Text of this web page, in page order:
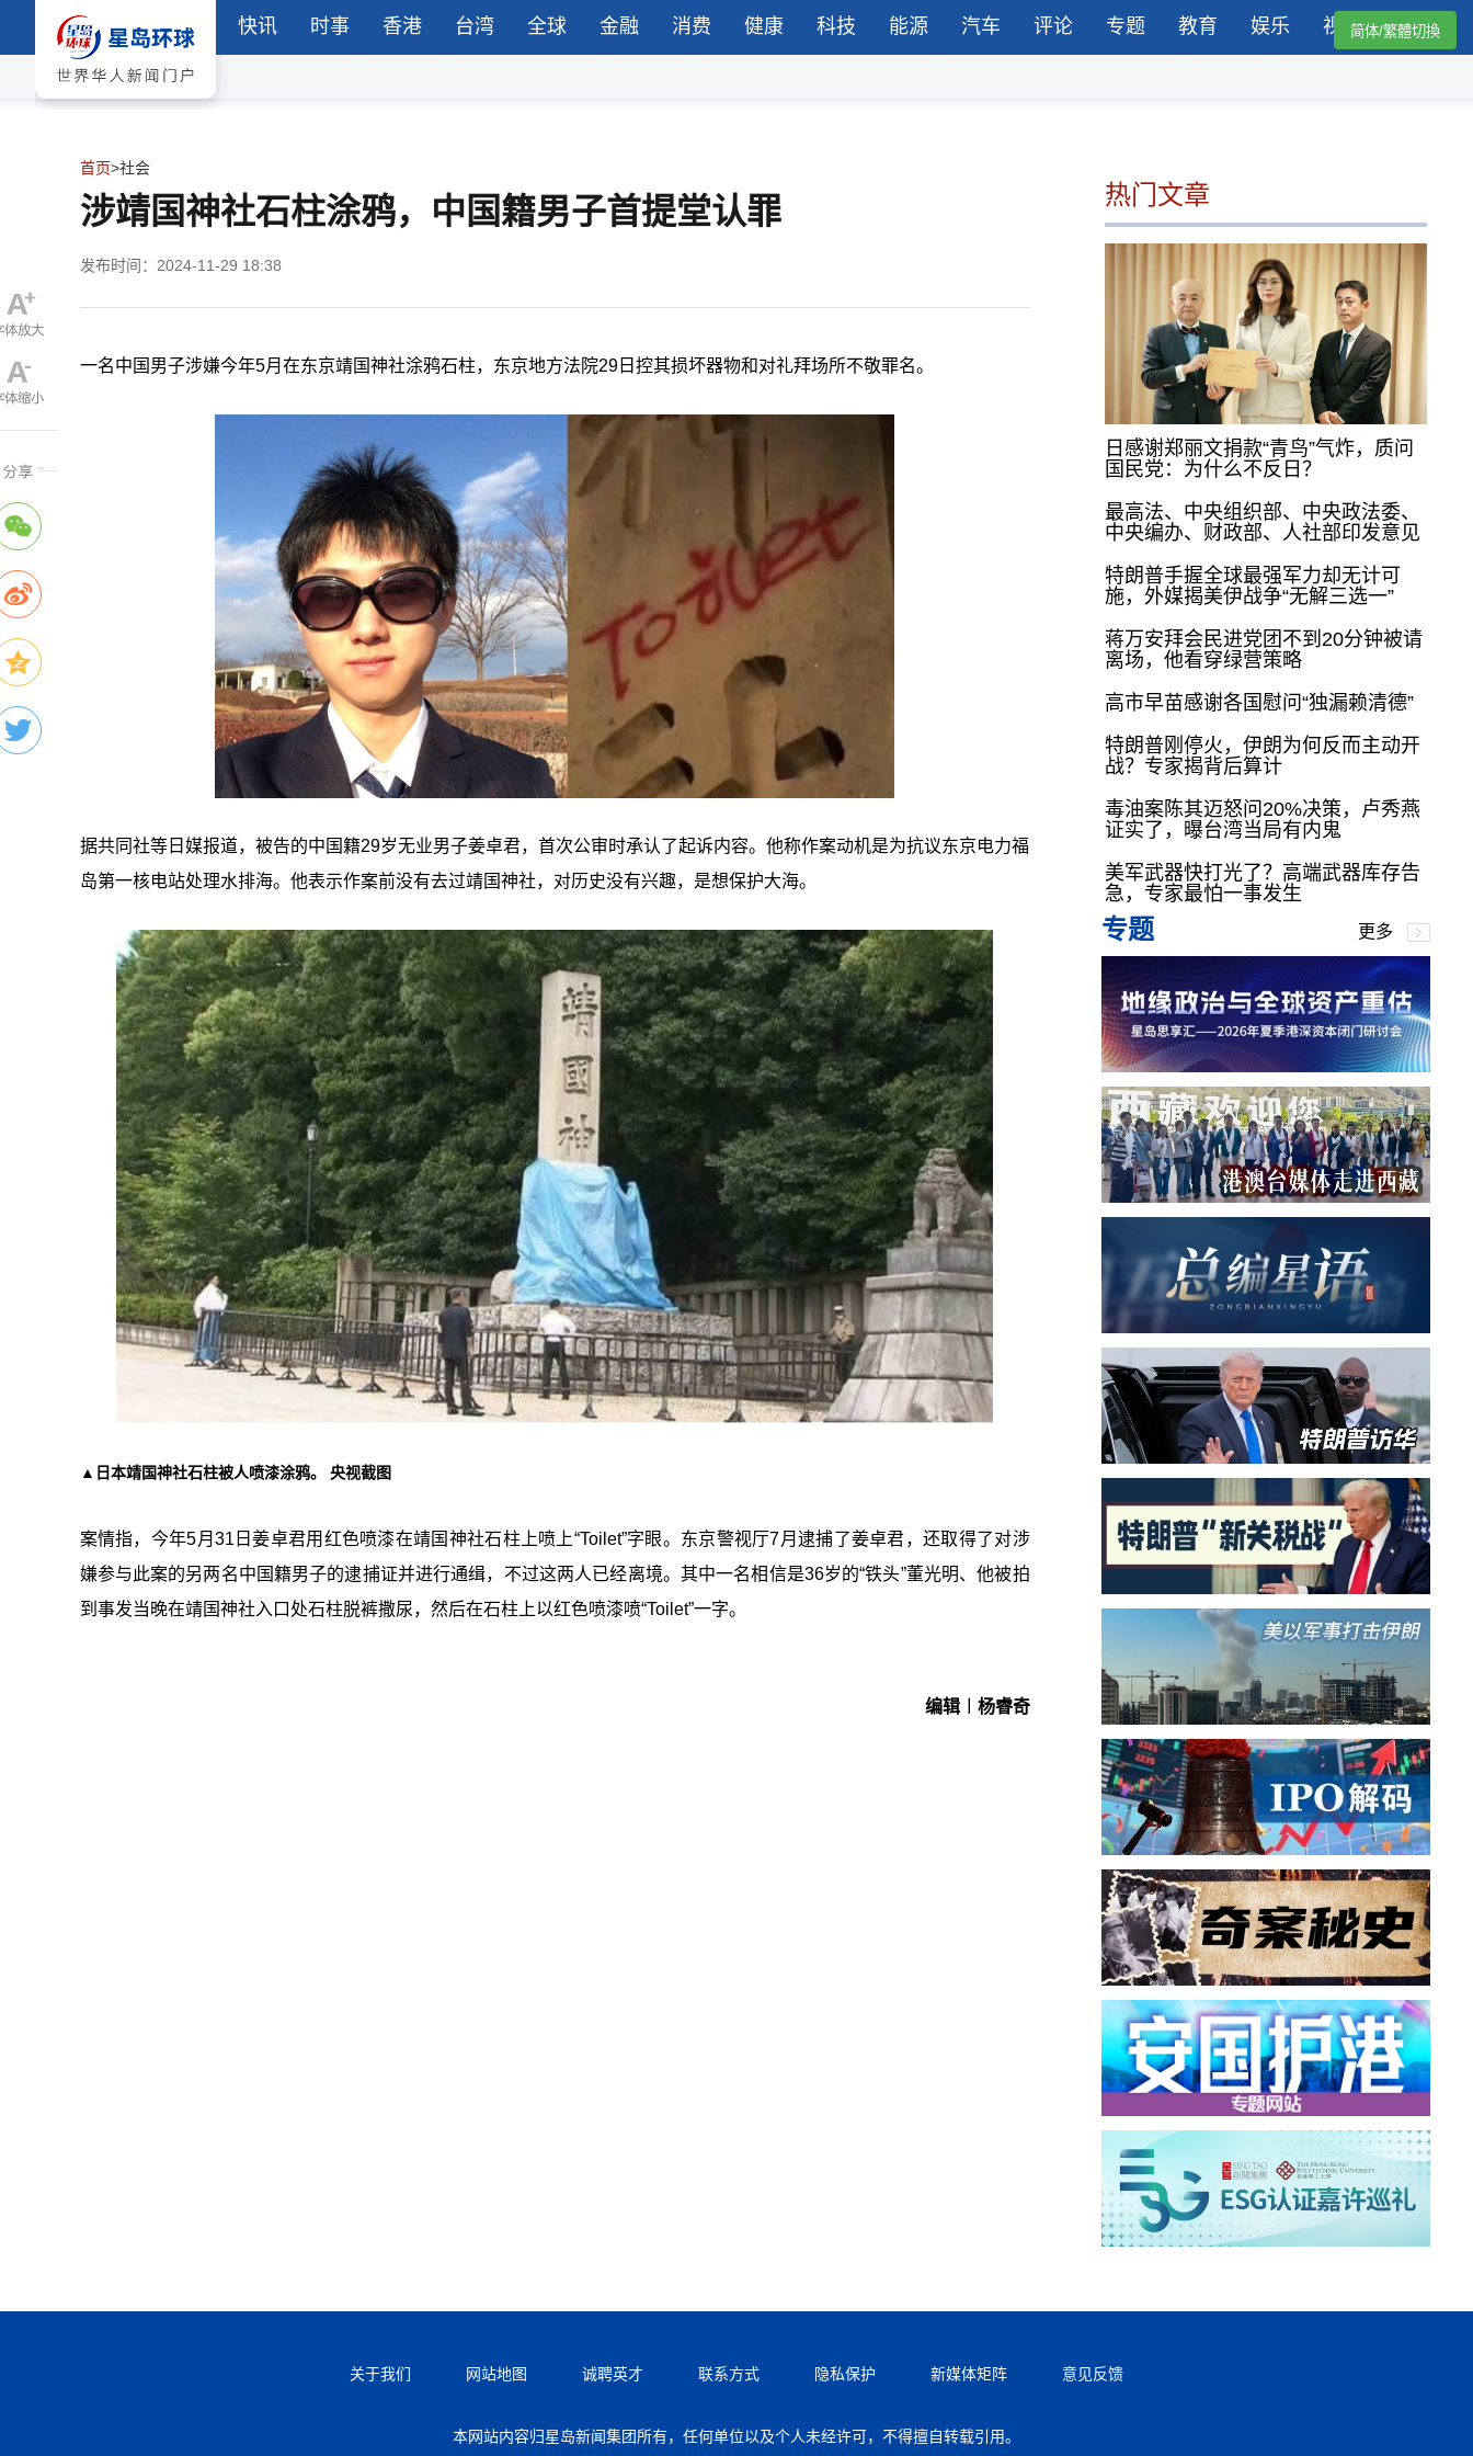
快讯 时事 香港 台湾 全球 金融 消费 健康 科技 能源 汽车 评论 专题 教育 娱乐 视频简体/繁體切換
首页>社会
涉靖国神社石柱涂鸦，中国籍男子首提堂认罪
发布时间：2024-11-29 18:38
一名中国男子涉嫌今年5月在东京靖国神社涂鸦石柱，东京地方法院29日控其损坏器物和对礼拜场所不敬罪名。
据共同社等日媒报道，被告的中国籍29岁无业男子姜卓君，首次公审时承认了起诉内容。他称作案动机是为抗议东京电力福
岛第一核电站处理水排海。他表示作案前没有去过靖国神社，对历史没有兴趣，是想保护大海。
▲日本靖国神社石柱被人喷漆涂鸦。 央视截图
案情指，今年5月31日姜卓君用红色喷漆在靖国神社石柱上喷上“Toilet”字眼。东京警视厅7月逮捕了姜卓君，还取得了对涉
嫌参与此案的另两名中国籍男子的逮捕证并进行通缉，不过这两人已经离境。其中一名相信是36岁的“铁头”董光明、他被拍
到事发当晚在靖国神社入口处石柱脱裤撒尿，然后在石柱上以红色喷漆喷“Toilet”一字。
编辑︱杨睿奇
热门文章
日感谢郑丽文捐款“青鸟”气炸，质问
国民党：为什么不反日？
最高法、中央组织部、中央政法委、
中央编办、财政部、人社部印发意见
特朗普手握全球最强军力却无计可
施，外媒揭美伊战争“无解三选一”
蒋万安拜会民进党团不到20分钟被请
离场，他看穿绿营策略
高市早苗感谢各国慰问“独漏赖清德”
特朗普刚停火，伊朗为何反而主动开
战？专家揭背后算计
毒油案陈其迈怒问20%决策，卢秀燕
证实了，曝台湾当局有内鬼
美军武器快打光了？高端武器库存告
急，专家最怕一事发生
专题 更多
关于我们 网站地图 诚聘英才 联系方式 隐私保护 新媒体矩阵 意见反馈
本网站内容归星岛新闻集团所有，任何单位以及个人未经许可，不得擅自转载引用。